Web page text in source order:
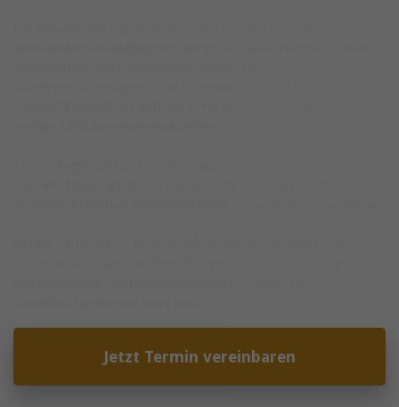
Jetzt Termin vereinbaren